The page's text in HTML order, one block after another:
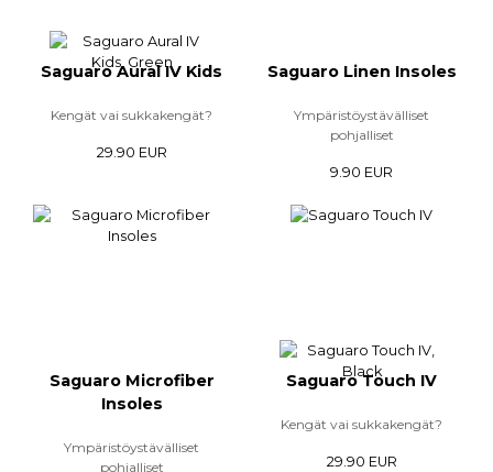
Saguaro Aural IV Kids
Kengät vai sukkakengät?
29.90 EUR
Saguaro Linen Insoles
Ympäristöystävälliset
pohjalliset
9.90 EUR
Saguaro Microfiber
Insoles
Ympäristöystävälliset
pohjalliset
Saguaro Touch IV
Kengät vai sukkakengät?
29.90 EUR